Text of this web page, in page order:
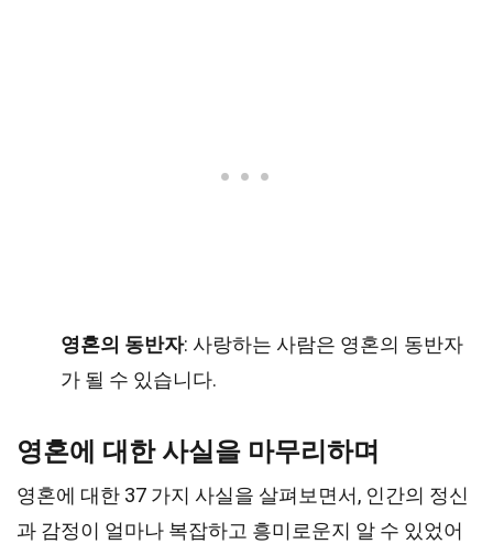
영혼의 동반자: 사랑하는 사람은 영혼의 동반자
가 될 수 있습니다.
영혼에 대한 사실을 마무리하며
영혼에 대한 37 가지 사실을 살펴보면서, 인간의 정신
과 감정이 얼마나 복잡하고 흥미로운지 알 수 있었어